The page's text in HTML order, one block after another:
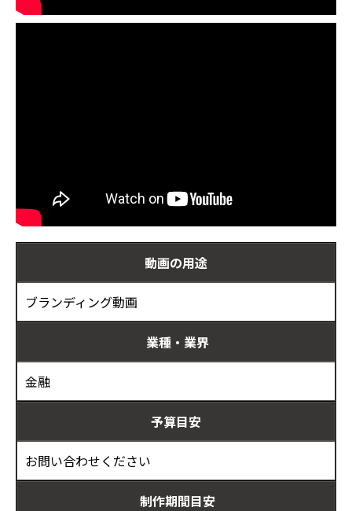
動画の用途
ブランディング動画
業種・業界
金融
予算目安
お問い合わせください
制作期間目安